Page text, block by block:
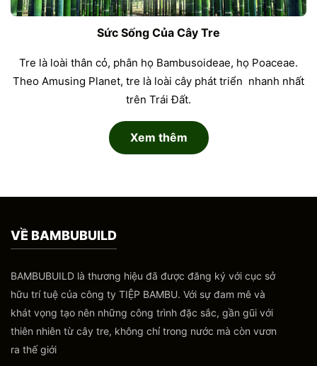
Sức Sống Của Cây Tre
Tre là loài thân cỏ, phân họ Bambusoideae, họ Poaceae.
Theo Amusing Planet, tre là loài cây phát triển nhanh nhất
trên Trái Đất.
Xem thêm
VỀ BAMBUBUILD
BAMBUBUILD là thương hiệu đã được đăng ký với cục sở
hữu trí tuệ của công ty TIỆP BAMBU. Với sự đam mê và
khát vọng tạo nên những công trình đặc sắc, gần gũi với
thiên nhiên từ cây tre, không chỉ trong nước mà còn vươn
ra thế giới